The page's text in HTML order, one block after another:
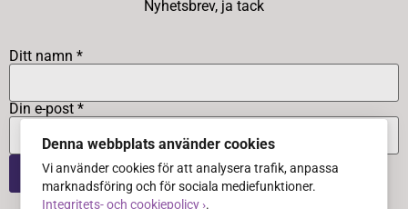
Nyhetsbrev, ja tack
Ditt namn *
Din e-post *
Denna webbplats använder cookies
Vi använder cookies för att analysera trafik, anpassa
marknadsföring och för sociala mediefunktioner.
Integritets- och cookiepolicy ›.